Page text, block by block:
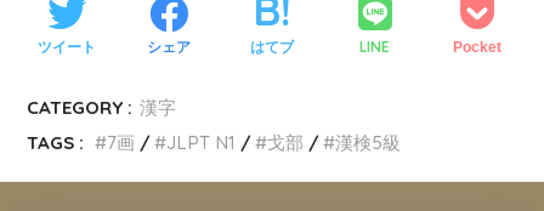
ツイート シェア はてブ LINE Pocket
CATEGORY : 漢字
TAGS :
7画 JLPT N1 戈部 漢検5級